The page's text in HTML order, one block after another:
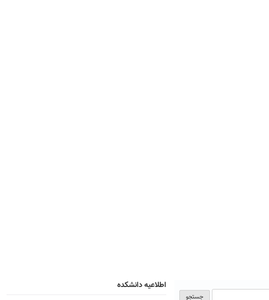
اطلاعیه دانشکده